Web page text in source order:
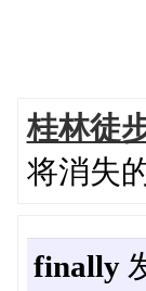
桂林徒
将消失
finally